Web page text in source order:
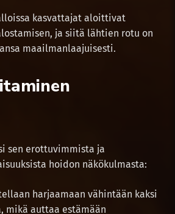
kasvattajat aloittivat
ja siitä lähtien rotu on
maailmanlaajuisesti.
sen erottuvimmista ja
hoidon näkökulmasta:
harjaamaan vähintään kaksi
mikä auttaa estämään